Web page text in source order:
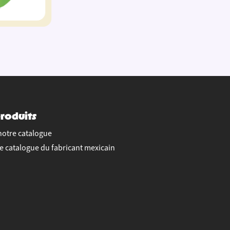
catalogue
catalogue du fabricant mexicain